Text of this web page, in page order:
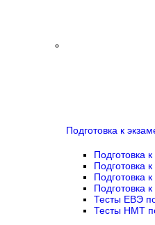
Подготовка к
Подготовка
Подготовка
Подготовка
Подготовка к
Тесты ЕВЭ
Тесты НМТ